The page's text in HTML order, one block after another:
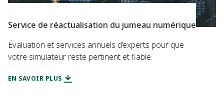
Service de réactualisation du jumeau numérique
Évaluation et services annuels d’experts pour que
votre simulateur reste pertinent et fiable.
EN SAVOIR PLUS